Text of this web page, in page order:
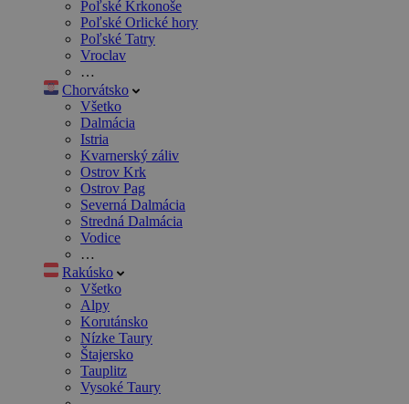
Poľské Krkonoše
Poľské Orlické hory
Poľské Tatry
Vroclav
…
Chorvátsko
Všetko
Dalmácia
Istria
Kvarnerský záliv
Ostrov Krk
Ostrov Pag
Severná Dalmácia
Stredná Dalmácia
Vodice
…
Rakúsko
Všetko
Alpy
Korutánsko
Nízke Taury
Štajersko
Tauplitz
Vysoké Taury